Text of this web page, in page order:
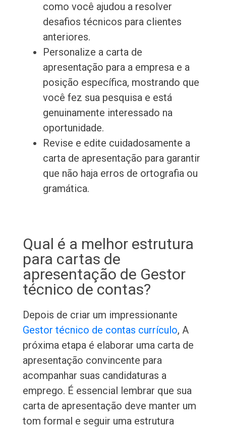
como você ajudou a resolver
desafios técnicos para clientes
anteriores.
Personalize a carta de
apresentação para a empresa e a
posição específica, mostrando que
você fez sua pesquisa e está
genuinamente interessado na
oportunidade.
Revise e edite cuidadosamente a
carta de apresentação para garantir
que não haja erros de ortografia ou
gramática.
Qual é a melhor estrutura
para cartas de
apresentação de Gestor
técnico de contas?
Depois de criar um impressionante
Gestor técnico de contas currículo, A
próxima etapa é elaborar uma carta de
apresentação convincente para
acompanhar suas candidaturas a
emprego. É essencial lembrar que sua
carta de apresentação deve manter um
tom formal e seguir uma estrutura